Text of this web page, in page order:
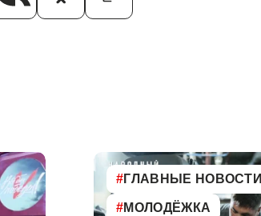
#ГЛАВНЫЕ НОВОСТИ
#МОЛОДЁЖКА